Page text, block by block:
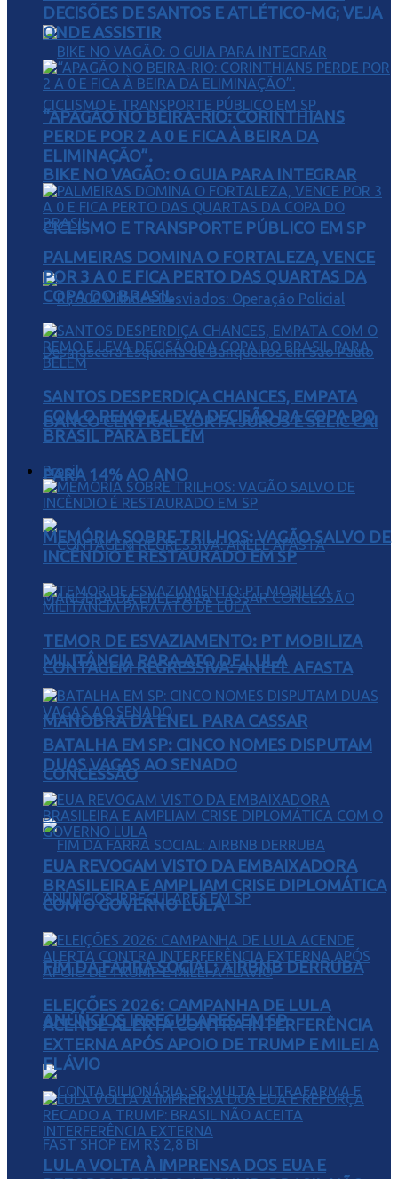
BIKE NO VAGÃO: O GUIA PARA INTEGRAR
CICLISMO E TRANSPORTE PÚBLICO EM SP
BANCO CENTRAL CORTA JUROS E SELIC CAI
PARA 14% AO ANO
CONTAGEM REGRESSIVA: ANEEL AFASTA
MANOBRA DA ENEL PARA CASSAR
CONCESSÃO
FIM DA FARRA SOCIAL: AIRBNB DERRUBA
ANÚNCIOS IRREGULARES EM SP
DECISÕES DE SANTOS E ATLÉTICO-MG; VEJA
ONDE ASSISTIR
“APAGÃO NO BEIRA-RIO: CORINTHIANS
PERDE POR 2 A 0 E FICA À BEIRA DA
ELIMINAÇÃO”.
PALMEIRAS DOMINA O FORTALEZA, VENCE
POR 3 A 0 E FICA PERTO DAS QUARTAS DA
COPA DO BRASIL
SANTOS DESPERDIÇA CHANCES, EMPATA
COM O REMO E LEVA DECISÃO DA COPA DO
BRASIL PARA BELÉM
Brasil
MEMÓRIA SOBRE TRILHOS: VAGÃO SALVO DE
INCÊNDIO É RESTAURADO EM SP
TEMOR DE ESVAZIAMENTO: PT MOBILIZA
MILITÂNCIA PARA ATO DE LULA
BATALHA EM SP: CINCO NOMES DISPUTAM
DUAS VAGAS AO SENADO
EUA REVOGAM VISTO DA EMBAIXADORA
BRASILEIRA E AMPLIAM CRISE DIPLOMÁTICA
COM O GOVERNO LULA
ELEIÇÕES 2026: CAMPANHA DE LULA
ACENDE ALERTA CONTRA INTERFERÊNCIA
EXTERNA APÓS APOIO DE TRUMP E MILEI A
FLÁVIO
LULA VOLTA À IMPRENSA DOS EUA E